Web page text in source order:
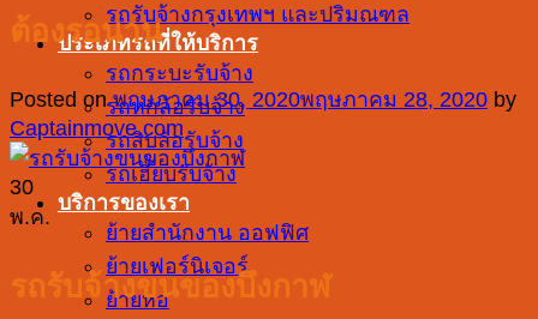
รถรับจ้างกรุงเทพฯ และปริมณฑล
ประเภทรถที่ให้บริการ
รถกระบะรับจ้าง
รถหกล้อรับจ้าง
รถสิบล้อรับจ้าง
รถเฮี๊ยบรับจ้าง
บริการของเรา
ย้ายสำนักงาน ออฟฟิศ
ย้ายเฟอร์นิเจอร์
ย้ายหอ
ต้องรอนาน
Posted onพฤษภาคม 30, 2020พฤษภาคม 28, 2020 by
Captainmove.com
30
พ.ค.
รถรับจ้างขนของบึงกาฬ